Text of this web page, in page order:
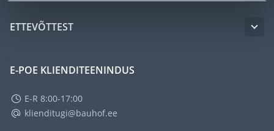
ETTEVÕTTEST
E-POE KLIENDITEENINDUS
E-R 8:00-17:00
klienditugi@bauhof.ee